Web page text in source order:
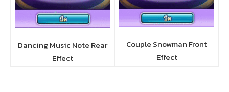
Dancing Music Note Rear
Effect
Couple Snowman Front
Effect